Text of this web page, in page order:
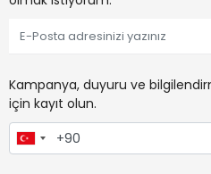
Kampanya, duyuru ve
için kayıt olun.